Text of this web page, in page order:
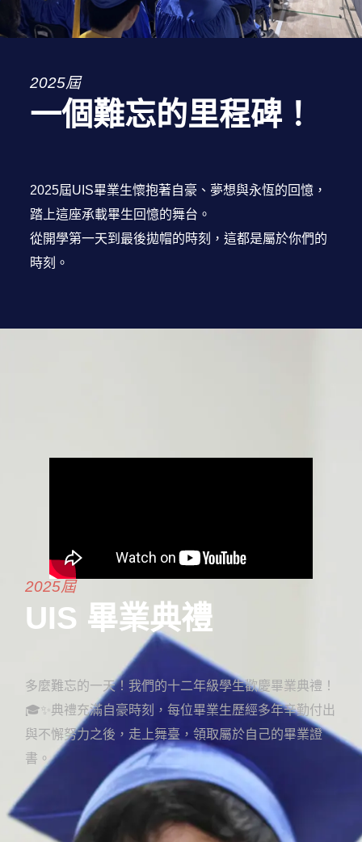
2025屆
一個難忘的里程碑！
2025屆UIS畢業生懷抱著自豪、夢想與永恆的回憶，
踏上這座承載畢生回憶的舞台。
從開學第一天到最後拋帽的時刻，這都是屬於你們的
時刻。
2025屆
UIS 畢業典禮
多麼難忘的一天！我們的十二年級學生歡慶畢業典禮！
🎓✨典禮充滿自豪時刻，每位畢業生歷經多年辛勤付出
與不懈努力之後，走上舞臺，領取屬於自己的畢業證
書。